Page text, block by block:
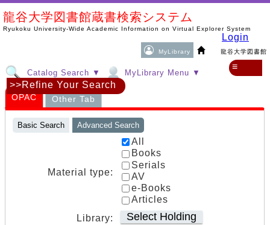
龍谷大学図書館蔵書検索システム
Ryukoku University-Wide Academic Information on Virtual Explorer System
MyLibrary 龍谷大学図書館
Login
Catalog Search ▼ MyLibrary Menu ▼
≡
OPAC Other Tab
Basic Search Advanced Search
Material type:
All
Books
Serials
AV
e-Books
Articles
Library:
Select Holding
>>Refine Your Search